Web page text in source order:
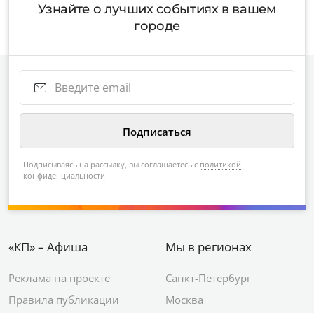
Узнайте о лучших событиях в вашем
городе
Подписываясь на рассылку, вы соглашаетесь с политикой
конфиденциальности
«КП» – Афиша
Реклама на проекте
Правила публикации
Мы в регионах
Санкт-Петербург
Москва